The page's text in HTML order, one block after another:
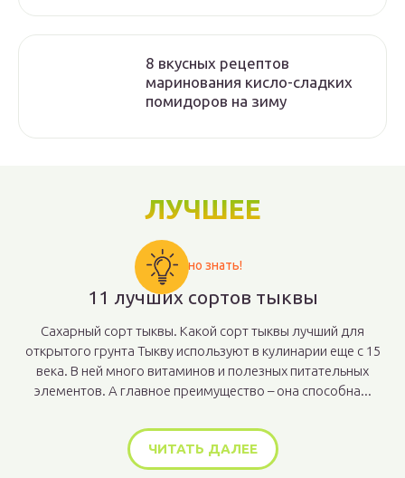
8 вкусных рецептов
маринования кисло-сладких
помидоров на зиму
ЛУЧШЕЕ
Важно знать!
11 лучших сортов тыквы
Сахарный сорт тыквы. Какой сорт тыквы лучший для
открытого грунта Тыкву используют в кулинарии еще с 15
века. В ней много витаминов и полезных питательных
элементов. А главное преимущество – она способна...
ЧИТАТЬ ДАЛЕЕ